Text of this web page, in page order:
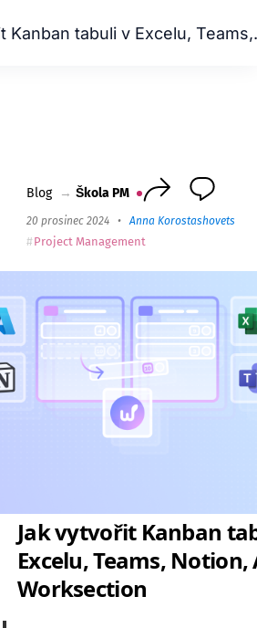
Jak
Blog → Škola PM
20 prosinec 2024 •Anna Korostashovets
Project Management
Jak vytvořit Kanban
Excelu, Teams, Notion,
Worksection